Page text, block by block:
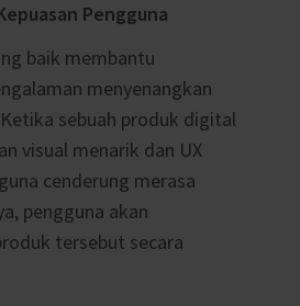
Pengguna
baik membantu
menyenangkan
sebuah produk digital
visual menarik dan UX
cenderung merasa
pengguna akan
tersebut secara